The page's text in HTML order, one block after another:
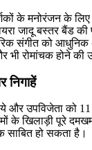
के मनोरंजन के लिए
जादू बस्तर बैंड की
संगीत को आधुनिक
रोमांचक होने की
निगाहें
और उपविजेता को
के खिलाड़ी पूरे
साबित हो सकता है।